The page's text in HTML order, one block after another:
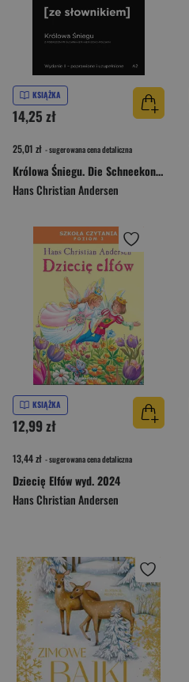
KSIĄŻKA
14,25 zł
25,01 zł - sugerowana cena detaliczna
Królowa Śniegu. Die Schneekonigin. Z podręcznym słownikiem niemiecko-polskim
Hans Christian Andersen
KSIĄŻKA
12,99 zł
13,44 zł - sugerowana cena detaliczna
Dziecię Elfów wyd. 2024
Hans Christian Andersen